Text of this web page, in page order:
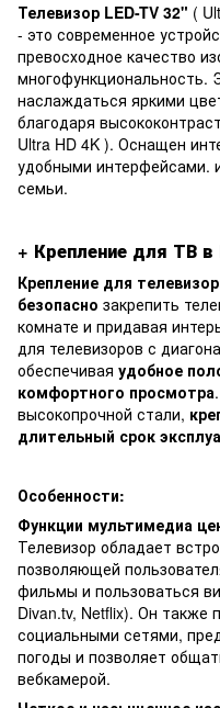
Телевизор LED-TV 32" (
- это современное
превосходное качество
многофункциональность.
наслаждаться яркими
благодаря
Ultra HD 4K ). Оснащен
удобными интерфейсами.
семьи.
+ Крепление для ТВ
Крепление для
безопасно закрепить
комнате и придавая
для телевизоров с
обеспечивая удобное
комфортного просмотра
высокопрочной стали,
длительный срок
Особенности:
Функции мультимедиа
Телевизор обладает
позволяющей
фильмы и пользоваться
Divan.tv, Netflix). Он также
социальными сетями,
погоды и позволяет
вебкамерой.